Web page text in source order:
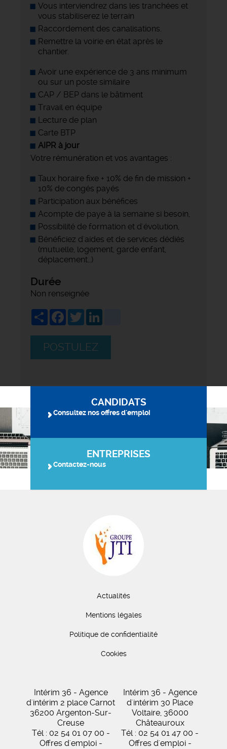
Vous interviendrez dans les tranchées et
vous stabiliserez le terrain
Raccordement des canalisations.
Remettre la voirie en état après le
chantier.
Avoir une expérience de 3 ans minimum
ou sur un poste similaire
CAP / BEP dans le bâtiment
Travail en équipe
Lecture de plan
Carte BTP
AIPR à jour
Votre rémunération et vos avantages :
Taux horaire fixe + 10% de fin de mission +
10% de congés payés
Participation aux bénéfices
Acompte de paye à la semaine si besoin,
Possibilité de formation et d'évolution,
Bénéficiez d'aides et de services dédiés
(mutuelle, logement, garde enfant,
déplacement…)
Durée
Non renseignée
ShareFacebook
Twitter
POSTULEZ
CANDIDATS
Consultez nos offres d'emploi
ENTREPRISES
Contactez-nous
Actualités
Mentions légales
Politique de confidentialité
Cookies
Intérim 36 - Agence
d'intérim 2 place Carnot
36200 Argenton-Sur-
Creuse
Tél : 02 54 01 07 00 -
Offres d'emploi -
Intérim 36 - Agence
d'intérim 30 Place
Voltaire, 36000
Châteauroux
Tél : 02 54 01 47 00 -
Offres d'emploi -